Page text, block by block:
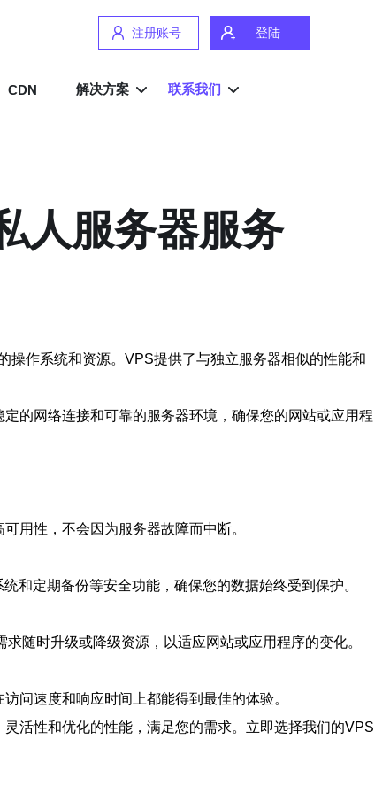
注册账号 登陆
CDN 解决方案 联系我们
人服务器服务
操作系统和资源。VPS提供了与独立服务器相似的性能和
的网络连接和可靠的服务器环境，确保您的网站或应用程
用性，不会因为服务器故障而中断。
和定期备份等安全功能，确保您的数据始终受到保护。
随时升级或降级资源，以适应网站或应用程序的变化。
问速度和响应时间上都能得到最佳的体验。
活性和优化的性能，满足您的需求。立即选择我们的VPS